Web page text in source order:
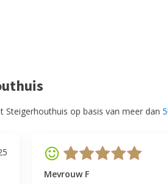
op basis van meer dan
Mevrouw F